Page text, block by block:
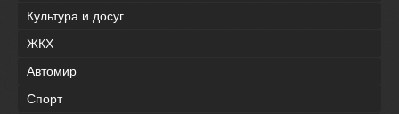
Культура и досуг
ЖКХ
Автомир
Спорт